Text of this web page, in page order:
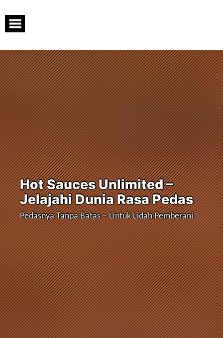
content
Hot Sauces Unlimited –
Jelajahi Dunia Rasa Pedas
Pedasnya Tanpa Batas – Untuk Lidah Pemberani